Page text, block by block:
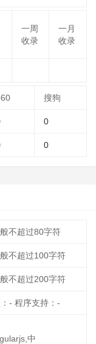
一周
收录
一月
收录
搜狗
0
0
不超过80字符
不超过100字符
不超过200字符
- 程序支持：-
中